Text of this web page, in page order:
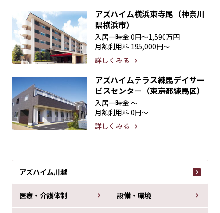
アズハイム川越
医療・介護体制 設備・環境
アズハイム横浜東寺尾（神奈川
県横浜市）
入居一時金 0円〜1,590万円
月額利用料 195,000円〜
詳しくみる
アズハイムテラス練馬デイサー
ビスセンター（東京都練馬区）
入居一時金 〜
月額利用料0円〜
詳しくみる